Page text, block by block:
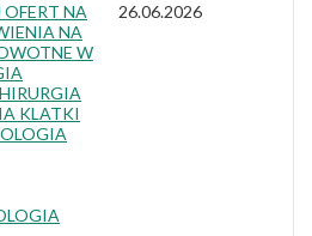
NA
NA
W
KLATKI
26.06.2026